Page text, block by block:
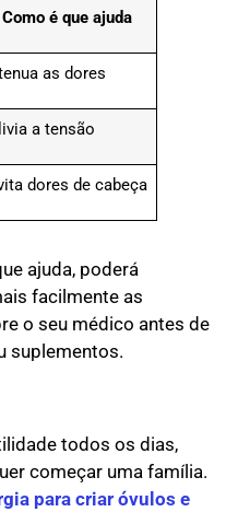
Como é que ajuda
as dores
a tensão
dores de cabeça
ajuda, poderá
facilmente as
o seu médico antes de
suplementos.
todos os dias,
começar uma família.
para criar óvulos e